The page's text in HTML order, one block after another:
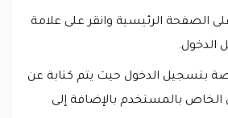
الصفحة الرئيسية وانقر على علامة
الدخول.
بتسجيل الدخول حيث يتم كتابة عن
الخاص بالمستخدم بالإضافة إلى